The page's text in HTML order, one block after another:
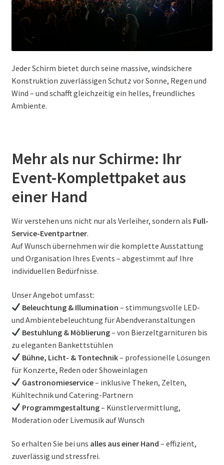
Jeder Schirm bietet durch seine massive, windsichere
Konstruktion zuverlässigen Schutz vor Sonne, Regen und
Wind – und schafft gleichzeitig ein helles, freundliches
Ambiente.
Mehr als nur Schirme: Ihr
Event-Komplettpaket aus
einer Hand
Wir verstehen uns nicht nur als Verleiher, sondern als Full-
Service-Eventpartner.
Auf Wunsch übernehmen wir die komplette Ausstattung
und Organisation Ihres Events – abgestimmt auf Ihre
individuellen Bedürfnisse.
Unser Angebot umfasst:
Beleuchtung & Illumination – stimmungsvolle LED-
und Ambientebeleuchtung für Abendveranstaltungen
Bestuhlung & Möblierung– von Bierzeltgarnituren bis
zu eleganten Bankettstühlen
Bühne, Licht- & Tontechnik– professionelle Lösungen
für Konzerte, Reden oder Showeinlagen
Gastronomieservice– inklusive Theken, Zelten,
Kühltechnik und Catering-Partnern
Programmgestaltung– Künstlervermittlung,
Moderation oder Livemusik auf Wunsch
So erhalten Sie bei uns alles aus einer Hand – effizient,
zuverlässig und stressfrei.